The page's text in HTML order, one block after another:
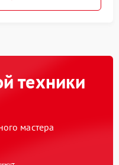
техники
мастера